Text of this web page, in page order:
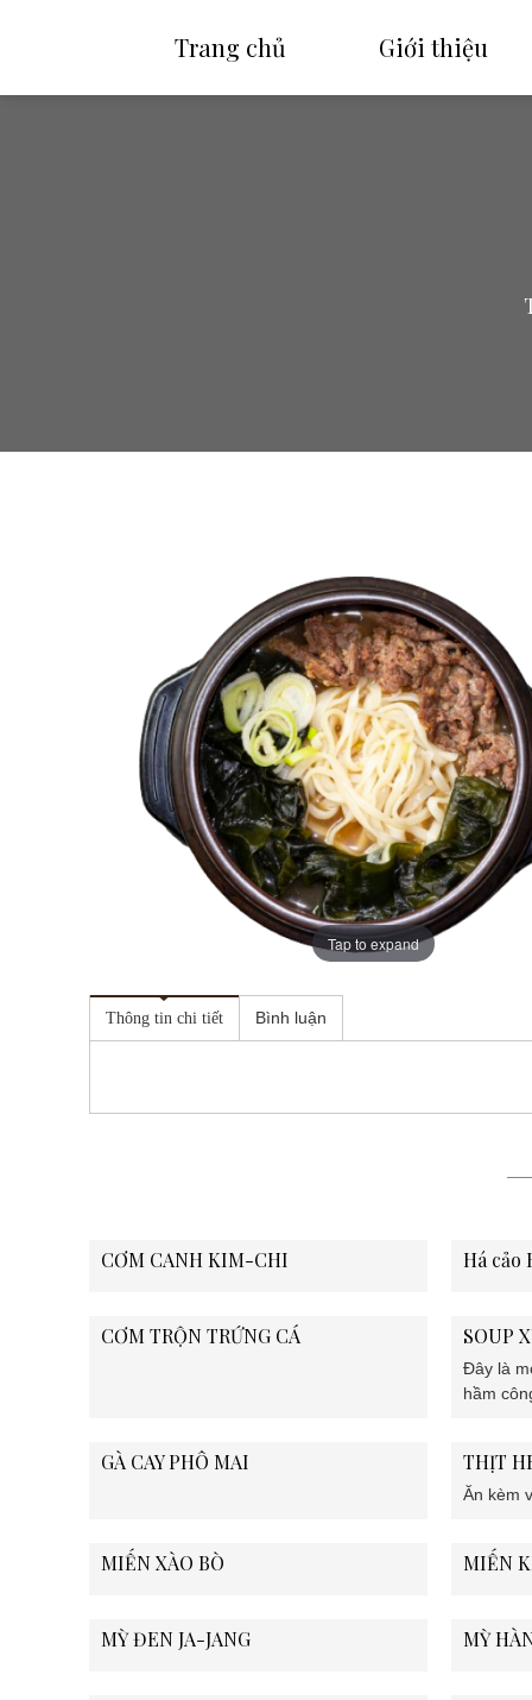
Trang chủ Giới thiệu
Tap to expand
Thông tin chi tiết Bình luận
CƠM CANH KIM-CHI Há cảo
CƠM TRỘN TRỨNG CÁ SOUP
Đây là
hầm
sức
GÀ CAY PHÔ MAI THỊT
Ăn kèm
MIẾN XÀO BÒ MIẾN
MỲ ĐEN JA-JANG MỲ